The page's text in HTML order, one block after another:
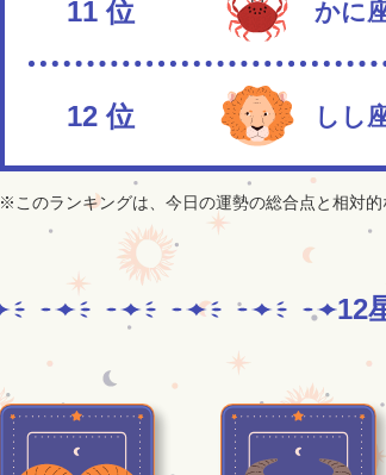
11 位 かに
12 位 しし
※このランキングは、今日の運勢の総合点と相対
12